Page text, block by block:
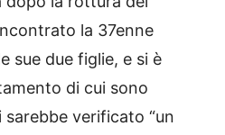
la 37enne
sue due figlie, e si è
di cui sono
sarebbe verificato “un